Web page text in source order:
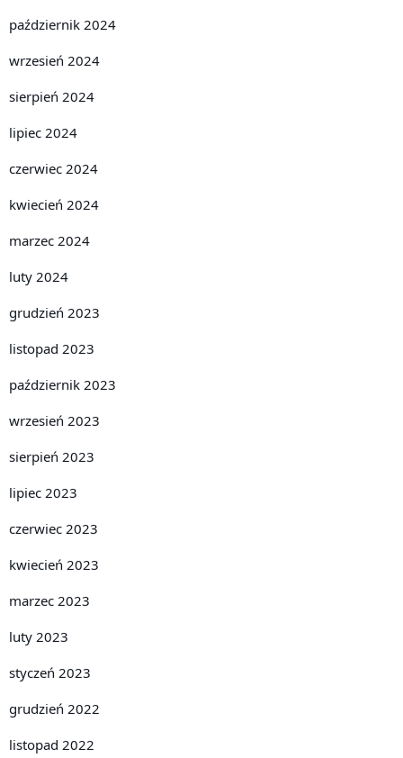
październik 2024
wrzesień 2024
sierpień 2024
lipiec 2024
czerwiec 2024
kwiecień 2024
marzec 2024
luty 2024
grudzień 2023
listopad 2023
październik 2023
wrzesień 2023
sierpień 2023
lipiec 2023
czerwiec 2023
kwiecień 2023
marzec 2023
luty 2023
styczeń 2023
grudzień 2022
listopad 2022